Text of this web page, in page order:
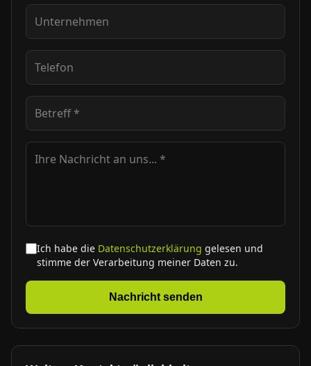
Ich habe die Datenschutzerklärung gelesen und
stimme der Verarbeitung meiner Daten zu.
Nachricht senden